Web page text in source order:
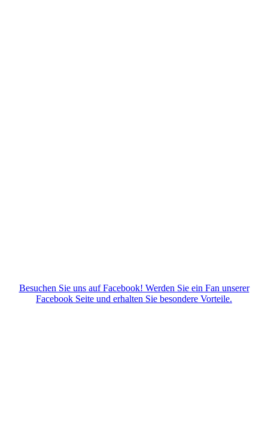
Besuchen Sie uns auf Facebook! Werden Sie ein Fan unserer
Facebook Seite und erhalten Sie besondere Vorteile.